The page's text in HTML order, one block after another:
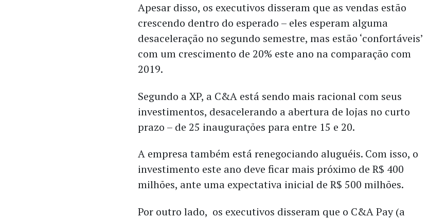
Apesar disso, os executivos disseram que as vendas estão
crescendo dentro do esperado – eles esperam alguma
desaceleração no segundo semestre, mas estão ‘confortáveis’
com um crescimento de 20% este ano na comparação com
2019.
Segundo a XP, a C&A está sendo mais racional com seus
investimentos, desacelerando a abertura de lojas no curto
prazo – de 25 inaugurações para entre 15 e 20.
A empresa também está renegociando aluguéis. Com isso, o
investimento este ano deve ficar mais próximo de R$ 400
milhões, ante uma expectativa inicial de R$ 500 milhões.
Por outro lado, os executivos disseram que o C&A Pay (a